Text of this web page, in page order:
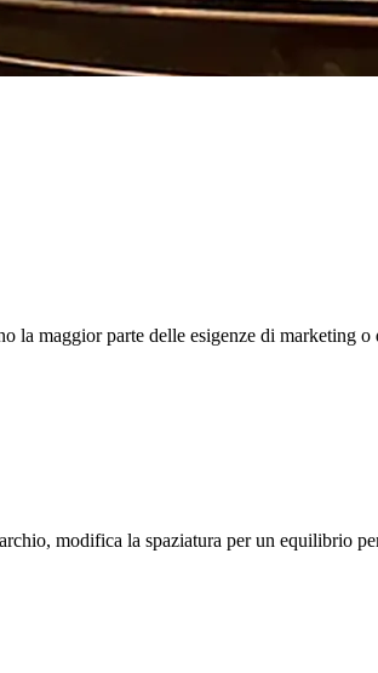
la maggior parte delle esigenze di marketing
modifica la spaziatura per un equilibrio